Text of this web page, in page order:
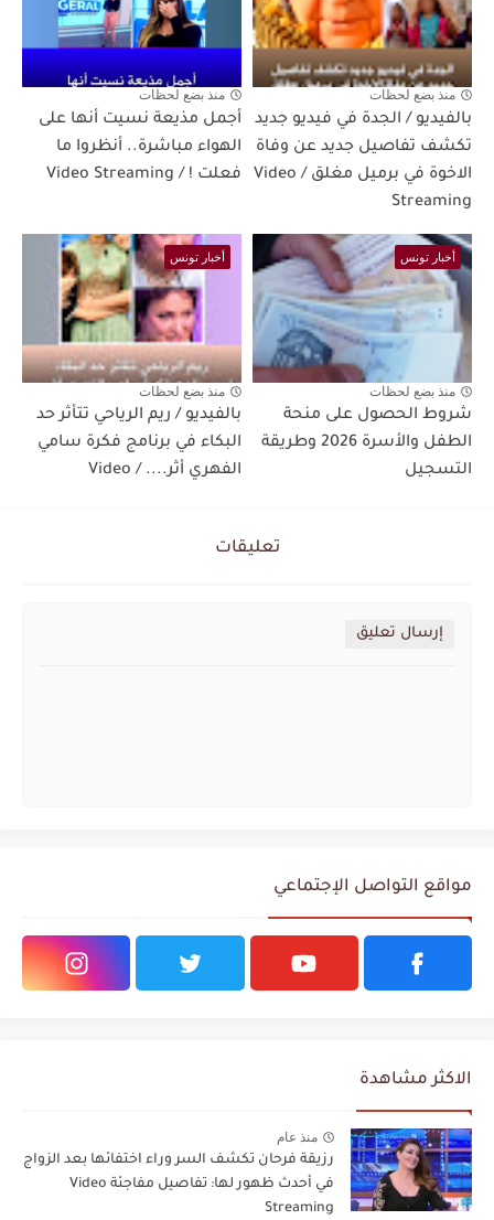
منذ بضع لحظات
بالفيديو / الجدة في فيديو جديد
تكشف تفاصيل جديد عن وفاة
الاخوة في برميل مغلق / Video
Streaming
منذ بضع لحظات
أجمل مذيعة نسيت أنها على
الهواء مباشرة.. أنظروا ما
فعلت ! / Video Streaming
أخبار تونس
منذ بضع لحظات
شروط الحصول على منحة
الطفل والأسرة 2026 وطريقة
التسجيل
أخبار تونس
منذ بضع لحظات
بالفيديو / ريم الرياحي تتأثر حد
البكاء في برنامج فكرة سامي
الفهري أثر.... / Video
تعليقات
إرسال تعليق
مواقع التواصل الإجتماعي
الاكثر مشاهدة
منذ عام
رزيقة فرحان تكشف السر وراء اختفائها بعد الزواج
في أحدث ظهور لها: تفاصيل مفاجئة Video
Streaming